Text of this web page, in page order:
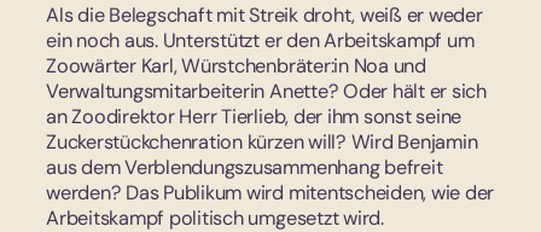
Als die Belegschaft mit Streik droht, weiß er weder
ein noch aus. Unterstützt er den Arbeitskampf um
Zoowärter Karl, Würstchenbräter:in Noa und
Verwaltungsmitarbeiterin Anette? Oder hält er sich
an Zoodirektor Herr Tierlieb, der ihm sonst seine
Zuckerstückchenration kürzen will? Wird Benjamin
aus dem Verblendungszusammenhang befreit
werden? Das Publikum wird mitentscheiden, wie der
Arbeitskampf politisch umgesetzt wird.